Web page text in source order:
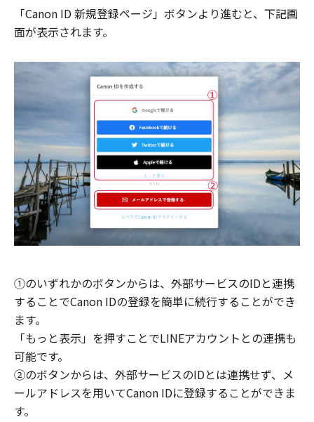
「Canon ID 新規登録ページ」ボタンより進むと、下記画
面が表示されます。
①のいずれかのボタンからは、外部サービスのIDと連携
することでCanon IDの登録を簡単に続行することができ
ます。
「もっと表示」を押すことでLINEアカウントとの連携も
可能です。
②のボタンからは、外部サービスのIDとは連携せず、メ
ールアドレスを用いてCanon IDに登録することができま
す。